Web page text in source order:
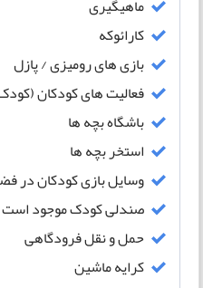
ماهیگیری
کارائوکه
بازی های رومیزی / پازل
فعالیت های کودکان
باشگاه بچه ها
استخر بچه ها
وسایل بازی کودکان در
صندلی کودک موجود است
حمل و نقل فرودگاهی
کرایه ماشین